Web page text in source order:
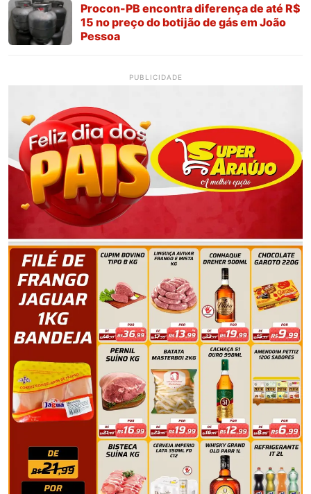
Procon-PB encontra diferença de até R$
15 no preço do botijão de gás em João
Pessoa
PUBLICIDADE